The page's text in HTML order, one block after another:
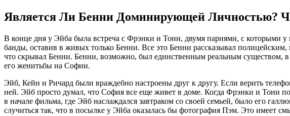
Является Ли Бенни Доминирующей Личностью?
В конце дня у Эйба была встреча с Фрэнки и Тони, двумя парнями, с которыми
банды, оставив в живых только Бенни. Все это Бенни рассказывал
что скрывал Бенни. Бенни, возможно, был единственным реальным существом,
его женитьбы на Софии.
Эйб, Кейн и Ричард были враждебно настроены друг к другу. Если верить
ней. Эйб просто думал, что София все еще живет в доме. Когда Фрэнки и Тони
в начале фильма, где Эйб наслаждался завтраком со своей семьей, было его
случиться так, что в посылке у Эйба оказалась бы фотография Пэм. Это имеет